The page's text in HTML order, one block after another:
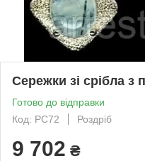
Сережки зі срібла з
Готово до відправки
Код: РС72
Роздріб
9 702 ₴